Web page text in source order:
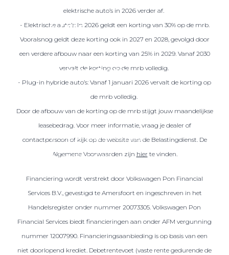
Terug
Over elektrisch rijden
Over elektrisch rijden
Onderhoud en kosten
Shuttel laadoplossingen
Duurzaamheid
Veelgestelde vragen
Aanbod elektrisch
elektrische auto’s in 2026 verder af.
- Elektrische auto’s: In 2026 geldt een korting van 30% op de mrb.
Vooralsnog geldt deze korting ook in 2027 en 2028, gevolgd door
een verdere afbouw naar een korting van 25% in 2029. Vanaf 2030
vervalt de korting op de mrb volledig.
- Plug-in hybride auto’s: Vanaf 1 januari 2026 vervalt de korting op
de mrb volledig.
Door de afbouw van de korting op de mrb stijgt jouw maandelijkse
leasebedrag. Voor meer informatie, vraag je dealer of
contactpersoon of kijk op de website van de Belastingdienst. De
Algemene Voorwaarden zijn hier te vinden.
Financiering wordt verstrekt door Volkswagen Pon Financial
Services B.V., gevestigd te Amersfoort en ingeschreven in het
Handelsregister onder nummer 20073305. Volkswagen Pon
Financial Services biedt financieringen aan onder AFM vergunning
nummer 12007990. Financieringsaanbieding is op basis van een
niet doorlopend krediet. Debetrentevoet (vaste rente gedurende de